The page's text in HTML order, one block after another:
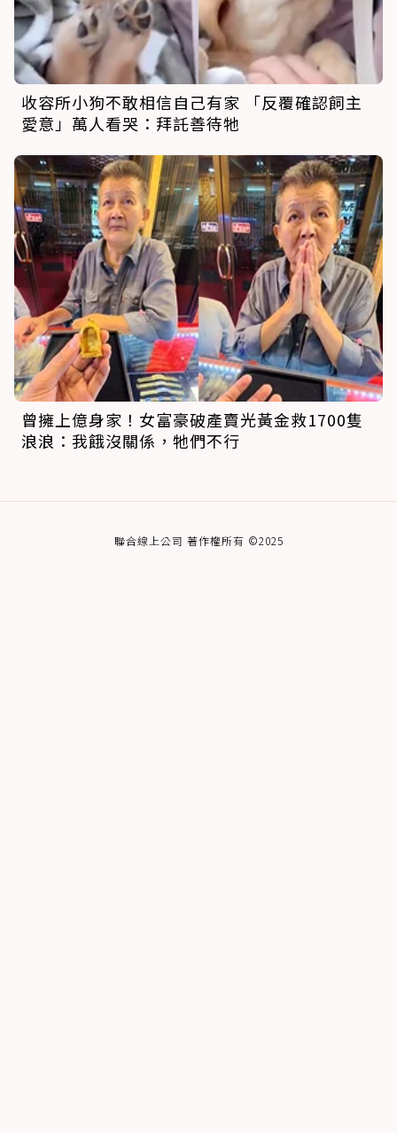
收容所小狗不敢相信自己有家 「反覆確認飼主
愛意」萬人看哭：拜託善待牠
曾擁上億身家！女富豪破產賣光黃金救1700隻
浪浪：我餓沒關係，牠們不行
聯合線上公司 著作權所有 ©2025